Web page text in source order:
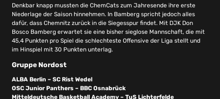
Denkbar knapp mussten die ChemCats zum Jahresende ihre erste
Niederlage der Saison hinnehmen. In Bamberg spricht jedoch alles
dafür, dass Chemnitz zurück in die Siegesspur findet. Mit DJK Don
Bosco Bamberg erwartet sie eine bisher sieglose Mannschaft, die mit
45,4 Punkten pro Spiel die schlechteste Offensive der Liga stellt und
im Hinspiel mit 30 Punkten unterlag.
Gruppe Nordost
ALBA Berlin – SC Rist Wedel
OSC Junior Panthers – BBC Osnabrück
Mitteldeutsche Basketball Academy – TuS Lichterfelde